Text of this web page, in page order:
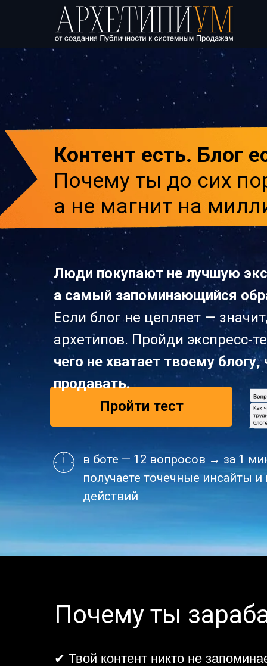
Пройти тест
Контент есть. Блог
Почему ты до сих
а не магнит на
Люди покупают не лучшую
а самый запоминающийся
Если блог не цепляет —
архетипов. Пройди экспресс-
чего не хватает твоему
продавать.
в боте — 12 вопросов → за 1
получаете точечные инсайты и
действий
✔ Твой контент никто не
✔ Твой контент никто не
✔ Ты как все в нише — "еще
✔ Боишься поднять чек,
потому что "и так никто не
✔ Платишь за рекламу,
которая не конвертит
✔ Ты уже эксперт, но твои
не приносят 300К+ в месяц
Почему ты